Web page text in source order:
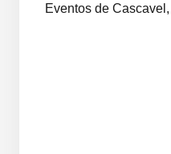
Eventos de